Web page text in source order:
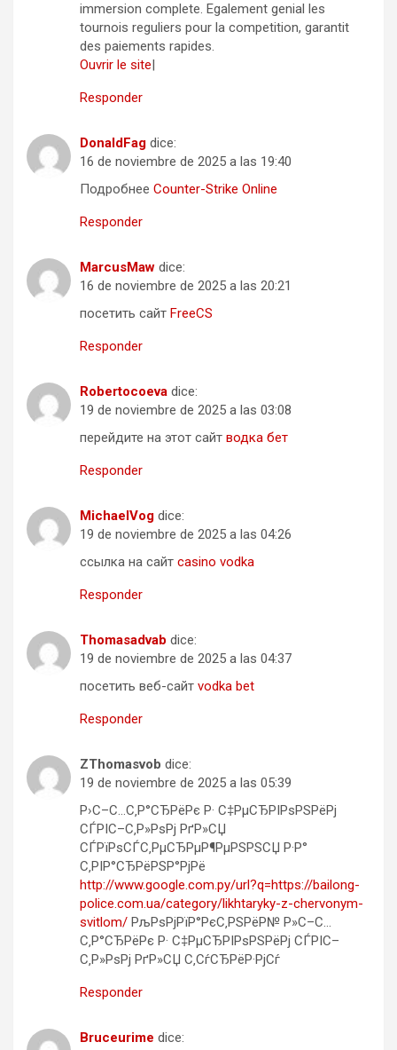
immersion complete. Egalement genial les
tournois reguliers pour la competition, garantit
des paiements rapides.
Ouvrir le site
Responder
DonaldFag dice:
16 de noviembre de 2025 a las 19:40
Подробнее Counter-Strike Online
Responder
MarcusMaw dice:
16 de noviembre de 2025 a las 20:21
посетить сайт FreeCS
Responder
Robertocoeva dice:
19 de noviembre de 2025 a las 03:08
перейдите на этот сайт водка бет
Responder
MichaelVog dice:
19 de noviembre de 2025 a las 04:26
ссылка на сайт casino vodka
Responder
Thomasadvab dice:
19 de noviembre de 2025 a las 04:37
посетить веб-сайт vodka bet
Responder
ZThomasvob dice:
19 de noviembre de 2025 a las 05:39
Р›С–С…С‚Р°СЂРёРє Р· С‡РµСЂРІРѕРЅРёРј
СЃРІС–С‚Р»РѕРј РґР»СЏ
СЃРїРѕСЃС‚РµСЂРµР¶РµРЅРЅСЏ Р·Р°
С‚РІР°СЂРёРЅР°РјРё
http://www.google.com.py/url?q=https://bailong-
police.com.ua/category/likhtaryky-z-chervonym-
svitlom/ РљРѕРјРїР°РєС‚РЅРёР№ Р»С–С…
С‚Р°СЂРёРє Р· С‡РµСЂРІРѕРЅРёРј СЃРІС–
С‚Р»РѕРј РґР»СЏ С‚СѓСЂРёР·РјСѓ
Responder
Bruceurime dice: